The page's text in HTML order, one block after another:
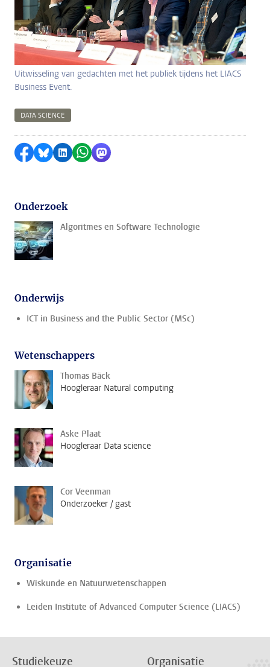
Uitwisseling van gedachten met het publiek tijdens het LIACS
Business Event.
DATA SCIENCE
Delen op Facebook
Delen via Bluesky
Delen op LinkedIn
Delen via WhatsApp
Delen via Mastodon
Onderzoek
Algoritmes en Software Technologie
Onderwijs
ICT in Business and the Public Sector (MSc)
Wetenschappers
Thomas Bäck
Hoogleraar Natural computing
Aske Plaat
Hoogleraar Data science
Cor Veenman
Onderzoeker / gast
Organisatie
Wiskunde en Natuurwetenschappen
Leiden Institute of Advanced Computer Science (LIACS)
Studiekeuze Organisatie